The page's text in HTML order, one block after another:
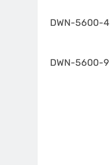
DWN-5600-4
DWN-5600-9